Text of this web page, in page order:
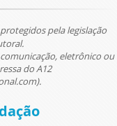
pela legislação
eletrônico ou
do A12